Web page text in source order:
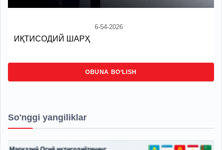
6-54-2026
ИҚТИСОДИЙ ШАРҲ
OBUNA BO‘LISH
So'nggi yangiliklar